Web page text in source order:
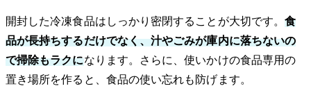
開封した冷凍食品はしっかり密閉することが大切です。 食
品が長持ちするだけでなく、汁やごみが庫内に落ちないの
で掃除もラクになります。さらに、使いかけの食品専用の
置き場所を作ると、食品の使い忘れも防げます。